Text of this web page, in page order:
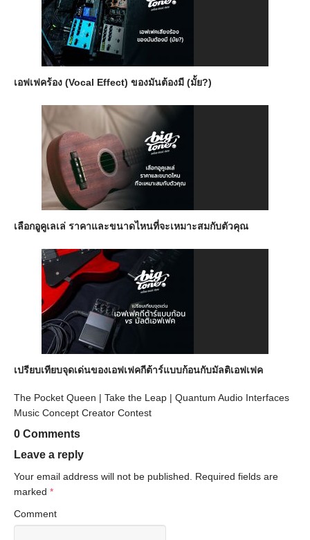
เอฟเฟคร้อง (Vocal Effect) ของมันต้องมี (มั้ย?)
เลือกอูคูเลเล่ ราคาและขนาดไหนที่จะเหมาะสมกับตัวคุณ
เปรียบเทียบจุดเด่นของเอฟเฟคกีต้าร์แบบก้อนกับมัลติเอฟเฟค
The Pocket Queen | Take the Leap | Quantum Audio Interfaces
Music Concept Creator Contest
0 Comments
Leave a reply
Your email address will not be published.
Required fields are
marked *
Comment